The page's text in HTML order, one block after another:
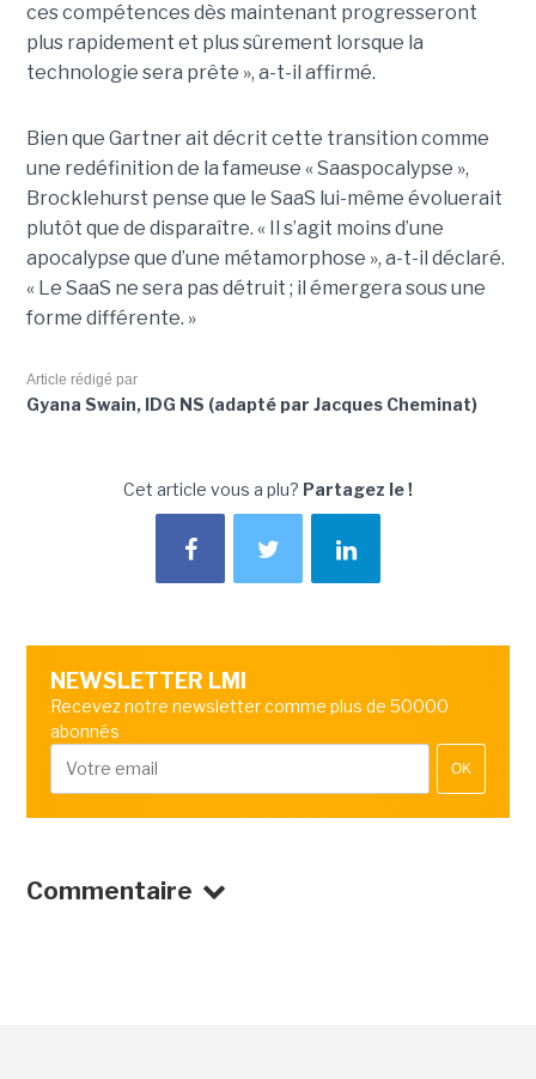
ces compétences dès maintenant progresseront
plus rapidement et plus sûrement lorsque la
technologie sera prête », a-t-il affirmé.
Bien que Gartner ait décrit cette transition comme
une redéfinition de la fameuse « Saaspocalypse »,
Brocklehurst pense que le SaaS lui-même évoluerait
plutôt que de disparaître. « Il s’agit moins d’une
apocalypse que d’une métamorphose », a-t-il déclaré.
« Le SaaS ne sera pas détruit ; il émergera sous une
forme différente. »
Article rédigé par
Gyana Swain, IDG NS (adapté par Jacques Cheminat)
Cet article vous a plu? Partagez le !
NEWSLETTER LMI
Recevez notre newsletter comme plus de 50000
abonnés
OK
Commentaire